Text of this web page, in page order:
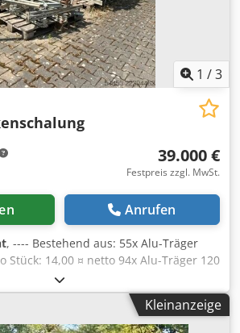
1 /3
39.000 €
Festpreis zzgl. MwSt.
Anrufen
, ---- Bestehend aus: 55x Alu-Träger
Stück: 14,00 ¤ netto 94x Alu-Träger 120
17,05 ¤ netto 128x Alu-Träger 120
Anuea Preis pro Stück: 18,55 ¤
120 2,50m Preis pro Stück: 20,63 ¤
120 3,75m Preis pro Stück: 31,00 ¤
Kleinanzeige